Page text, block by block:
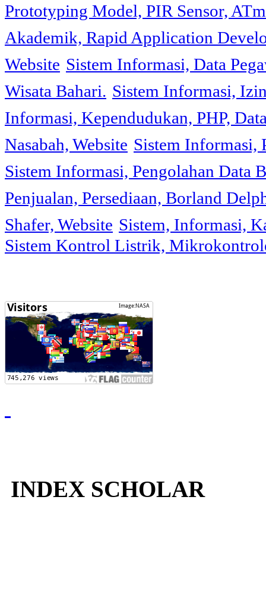
Prototyping Model, PIR Sensor,
Akademik, Rapid Application
Website Sistem Informasi, Data
Wisata Bahari. Sistem Informasi,
Informasi, Kependudukan, PHP,
Nasabah, Website Sistem Informasi,
Sistem Informasi, Pengolahan Data
Penjualan, Persediaan, Borland
Shafer, Website Sistem, Informasi,
Sistem Kontrol Listrik,
INDEX SCHOLAR